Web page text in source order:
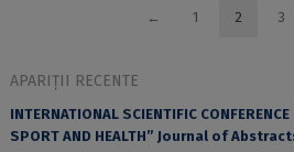
← 1 2 3
APARIȚII RECENTE
INTERNATIONAL SCIENTIFIC
SPORT AND HEALTH” Journal of